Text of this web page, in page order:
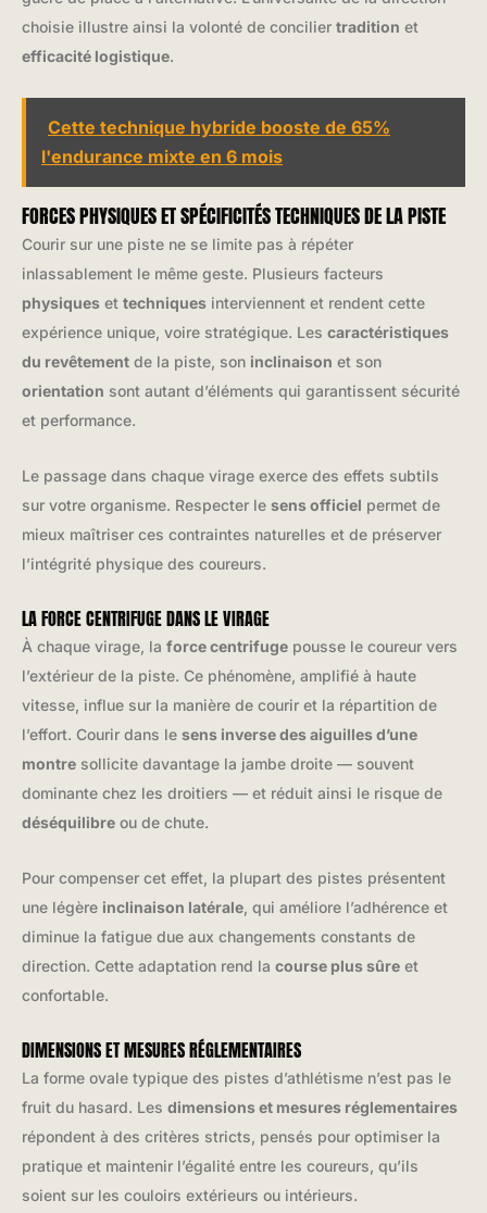
choisie illustre ainsi la volonté de concilier tradition et
efficacité logistique.
Cette technique hybride booste de 65%
l'endurance mixte en 6 mois
FORCES PHYSIQUES ET SPÉCIFICITÉS TECHNIQUES DE LA PISTE
Courir sur une piste ne se limite pas à répéter
inlassablement le même geste. Plusieurs facteurs
physiques et techniques interviennent et rendent cette
expérience unique, voire stratégique. Les caractéristiques
du revêtement de la piste, son inclinaison et son
orientation sont autant d’éléments qui garantissent sécurité
et performance.
Le passage dans chaque virage exerce des effets subtils
sur votre organisme. Respecter le sens officiel permet de
mieux maîtriser ces contraintes naturelles et de préserver
l’intégrité physique des coureurs.
LA FORCE CENTRIFUGE DANS LE VIRAGE
À chaque virage, la force centrifuge pousse le coureur vers
l’extérieur de la piste. Ce phénomène, amplifié à haute
vitesse, influe sur la manière de courir et la répartition de
l’effort. Courir dans le sens inverse des aiguilles d’une
montre sollicite davantage la jambe droite — souvent
dominante chez les droitiers — et réduit ainsi le risque de
déséquilibre ou de chute.
Pour compenser cet effet, la plupart des pistes présentent
une légère inclinaison latérale , qui améliore l’adhérence et
diminue la fatigue due aux changements constants de
direction. Cette adaptation rend la course plus sûre et
confortable.
DIMENSIONS ET MESURES RÉGLEMENTAIRES
La forme ovale typique des pistes d’athlétisme n’est pas le
fruit du hasard. Les dimensions et mesures réglementaires
répondent à des critères stricts, pensés pour optimiser la
pratique et maintenir l’égalité entre les coureurs, qu’ils
soient sur les couloirs extérieurs ou intérieurs.